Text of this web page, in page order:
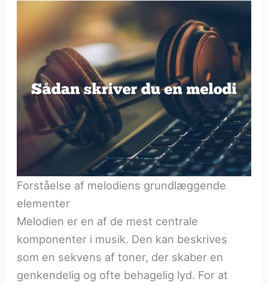
Forståelse af melodiens grundlæggende
elementer
Melodien er en af de mest centrale
komponenter i musik. Den kan beskrives
som en sekvens af toner, der skaber en
genkendelig og ofte behagelig lyd. For at